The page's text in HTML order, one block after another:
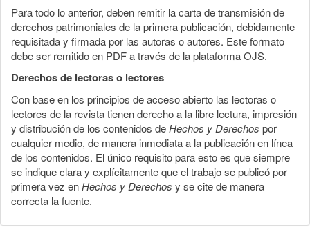
Para todo lo anterior, deben remitir la carta de transmisión de
derechos patrimoniales de la primera publicación, debidamente
requisitada y firmada por las autoras o autores. Este formato
debe ser remitido en PDF a través de la plataforma OJS.
Derechos de lectoras o lectores
Con base en los principios de acceso abierto las lectoras o
lectores de la revista tienen derecho a la libre lectura, impresión
y distribución de los contenidos deHechos y Derechos por
cualquier medio, de manera inmediata a la publicación en línea
de los contenidos. El único requisito para esto es que siempre
se indique clara y explícitamente que el trabajo se publicó por
primera vez enHechos y Derechos y se cite de manera
correcta la fuente.